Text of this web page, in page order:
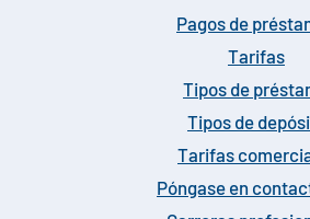
Pagos de
Tarifas
Tipos de
Tipos de
Tarifas
Póngase en